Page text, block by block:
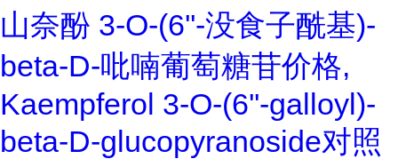
山奈酚 3-O-(6''-没食子酰基)-
beta-D-吡喃葡萄糖苷价格,
Kaempferol 3-O-(6''-galloyl)-
beta-D-glucopyranoside对照